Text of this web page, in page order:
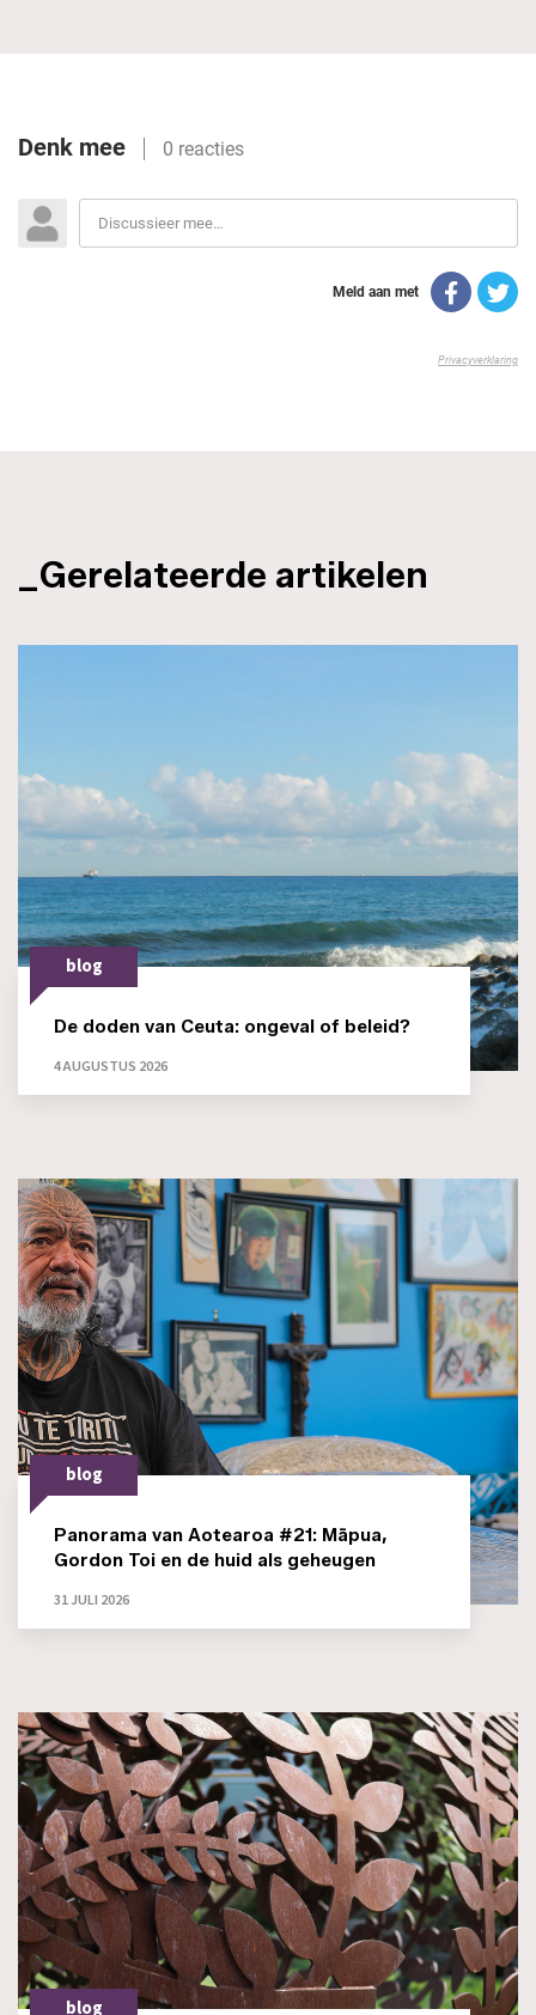
_Gerelateerde artikelen
blog
De doden van Ceuta: ongeval of beleid?
4 AUGUSTUS 2026
blog
Panorama van Aotearoa #21: Māpua,
Gordon Toi en de huid als geheugen
31 JULI 2026
blog